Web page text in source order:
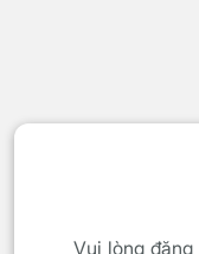
Vui lòng